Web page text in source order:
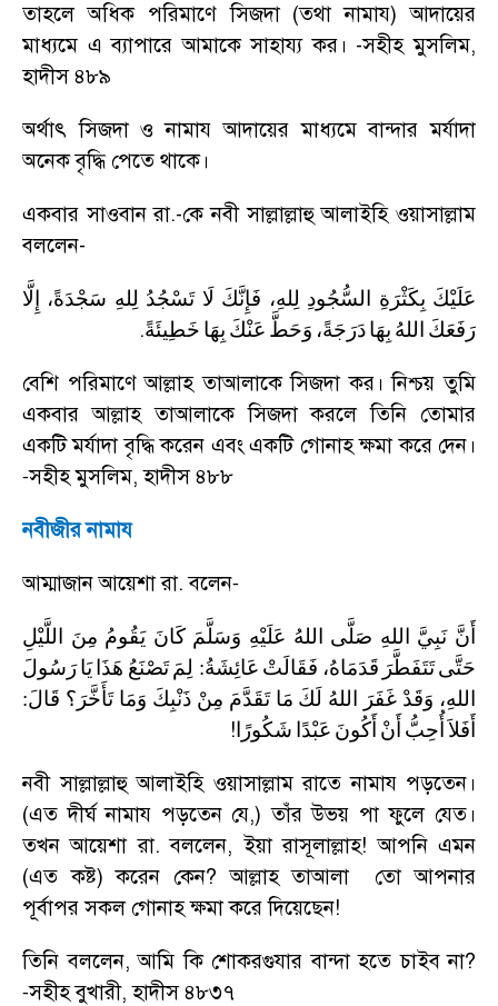
তাহলে অধিক পরিমাণে সিজদা (তথা নামায) আদায়ের
মাধ্যমে এ ব্যাপারে আমাকে সাহায্য কর। -সহীহ মুসলিম,
হাদীস ৪৮৯
অর্থাৎ সিজদা ও নামায আদায়ের মাধ্যমে বান্দার মর্যাদা
অনেক বৃদ্ধি পেতে থাকে।
একবার সাওবান রা.-কে নবী সাল্লাল্লাহু আলাইহি ওয়াসাল্লাম
বললেন-
عَلَيْكَ بِكَثْرَةِ السُّجُودِ لِلهِ، فَإِنَّكَ لَا تَسْجُدُ لِلهِ سَجْدَةً،
إِلَّا
رَفَعَكَ اللهُ بِهَادَرَجَةً، وَحَطَّ عَنْكَ بِهَا خَطِيئَةً.
বেশি পরিমাণে আল্লাহ তাআলাকে সিজদা কর। নিশ্চয় তুমি
একবার আল্লাহ তাআলাকে সিজদা করলে তিনি তোমার
একটি মর্যাদা বৃদ্ধি করেন এবং একটি গোনাহ ক্ষমা করে দেন।
-সহীহ মুসলিম,হাদীস ৪৮৮
নবীজীর নামায
আম্মাজান আয়েশা রা. বলেন-
أَنَّ نَبِيَّ اللهِ صَلَّى اللهُ عَلَيْهِ وَسَلَّمَ كَانَ يَقُومُ مِنَ
اللَّيْلِ
حَتَّىتَتَفَطَّرَ قَدَمَاهُ، فَقَالَتْ عَائِشَةُ: لِمَ تَصْنَعُ هَذَا يَارَسُولَ
اللهِ، وَقَدْ غَفَرَ اللهُ لَكَ مَا تَقَدَّمَ مِنْ ذَنْبِكَ وَمَا تَأَخَّرَ؟ قَالَ:
أَفَلاَ أُحِبُّ أَنْ أَكُونَ عَبْدًا شَكُورًا !
নবী সাল্লাল্লাহু আলাইহি ওয়াসাল্লাম রাতে নামায পড়তেন।
(এত দীর্ঘ নামায পড়তেন যে,)তাঁর উভয় পা ফুলে যেত।
তখন আয়েশা রা. বললেন, ইয়া রাসূলাল্লাহ! আপনি এমন
(এত কষ্ট) করেন কেন?আল্লাহ তাআলা তো আপনার
পূর্বাপর সকল গোনাহ ক্ষমা করে দিয়েছেন!
তিনি বললেন,আমি কি শোকরগুযার বান্দা হতে চাইব না?
-সহীহ বুখারী,হাদীস ৪৮৩৭